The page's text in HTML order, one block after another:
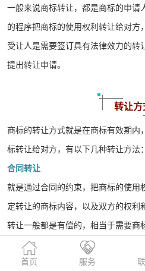
一般来说商标转让，都是商标的申请
的程序把商标的使用权利转让给对方
受让人是需要签订具有法律效力的转
提出转让申请。
转让方
商标的转让方式就是在商标有效期内
标转让给对方，有以下几种转让方法：
合同转让
就是通过合同的约束，把商标的使用
定转让的商标内容，以及双方的权利
转让一般都是有偿的，相当于需要商
的。
继受转让
首页 服务